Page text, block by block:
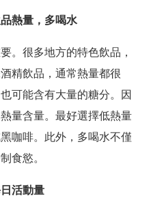
熱量，多喝水
。很多地方的特色飲品，
精飲品，通常熱量都很
可能含有大量的糖分。因
量含量。最好選擇低熱量
咖啡。此外，多喝水不僅
食慾。
活動量